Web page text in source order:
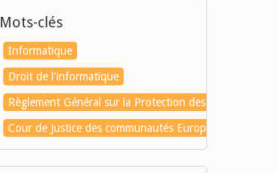
Mots-clés
Informatique
Droit de l'informatique
Règlement Général sur la Protection des données
Cour de Justice des communautés Européennes,CJCE